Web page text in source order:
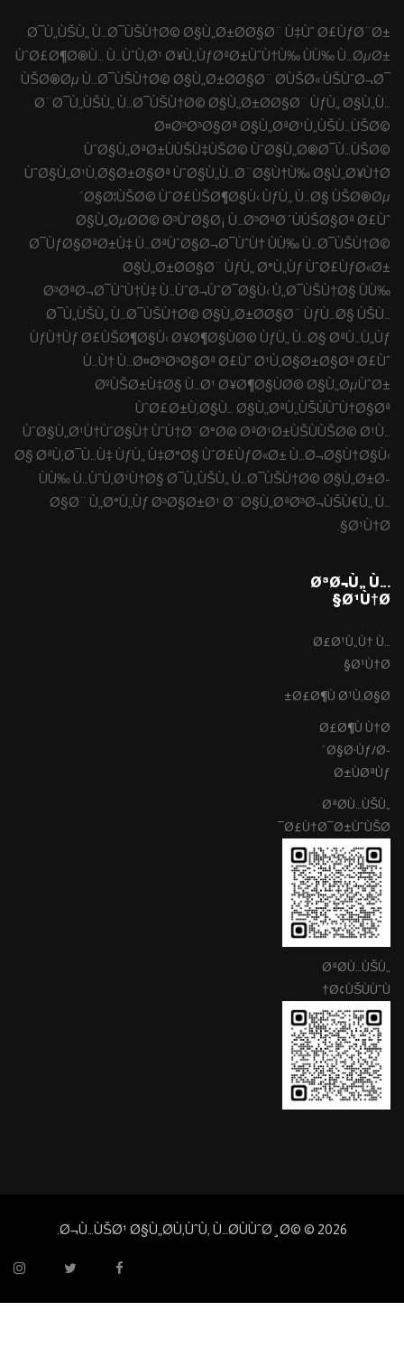
Ø¯Ù„ÙŠÙ„ Ù…Ø¯ÙŠÙ†Ø© Ø§Ù„Ø±Ø­Ø§Ø¨ Ù‡Ùˆ Ø£ÙƒØ¨Ø±
ÙˆØ£Ø¶Ø®Ù… Ù…ÙˆÙ‚Ø¹ Ø¥Ù„ÙƒØªØ±ÙˆÙ†Ù‰ ÙÙ‰ Ù…ØµØ±
ÙŠØ®Øµ Ù…Ø¯ÙŠÙ†Ø© Ø§Ù„Ø±Ø­Ø§Ø¨ Ø­ÙŠØ« ÙŠÙˆØ¬Ø¯
Ø¨Ø¯Ù„ÙŠÙ„ Ù…Ø¯ÙŠÙ†Ø© Ø§Ù„Ø±Ø­Ø§Ø¨ ÙƒÙ„ Ø§Ù„Ù…
Ø¤Ø³Ø³Ø§Øª Ø§Ù„ØªØ¹Ù„ÙŠÙ…ÙŠØ©
ÙˆØ§Ù„ØªØ±ÙÙŠÙ‡ÙŠØ© ÙˆØ§Ù„Ø®Ø¯Ù…ÙŠØ©
ÙˆØ§Ù„Ø¹Ù‚Ø§Ø±Ø§Øª ÙˆØ§Ù„Ù…Ø¨Ø§Ù†Ù‰ Ø§Ù„Ø¥Ù†Ø
´Ø§Ø¦ÙŠØ© ÙˆØ£ÙŠØ¶Ø§Ù‹ ÙƒÙ„ Ù…Ø§ ÙŠØ®Øµ
Ø§Ù„ØµØ­Ø© Ø³ÙˆØ§Ø¡ Ù…Ø³ØªØ´ÙÙŠØ§Øª Ø£Ùˆ
Ø¯ÙƒØ§ØªØ±Ù‡ Ù…ØªÙˆØ§Ø¬Ø¯ÙˆÙ† ÙÙ‰ Ù…Ø¯ÙŠÙ†Ø©
Ø§Ù„Ø±Ø­Ø§Ø¨ ÙƒÙ„ Ø°Ù„Ùƒ ÙˆØ£ÙƒØ«Ø±
Ø³ØªØ¬Ø¯ÙˆÙ†Ù‡ Ù…ÙˆØ¬ÙˆØ¯Ø§Ù‹ Ù„Ø¯ÙŠÙ†Ø§ ÙÙ‰
Ø¯Ù„ÙŠÙ„ Ù…Ø¯ÙŠÙ†Ø© Ø§Ù„Ø±Ø­Ø§Ø¨ ÙƒÙ…Ø§ ÙŠÙ…
ÙƒÙ†Ùƒ Ø£ÙŠØ¶Ø§Ù‹ Ø¥Ø¶Ø§ÙØ© ÙƒÙ„ Ù…Ø§ ØªÙ…Ù„Ùƒ
Ù…Ù† Ù…Ø¤Ø³Ø³Ø§Øª Ø£Ùˆ Ø¹Ù‚Ø§Ø±Ø§Øª Ø£Ùˆ
ØºÙŠØ±Ù‡Ø§ Ù…Ø¹ Ø¥Ø¶Ø§ÙØ© Ø§Ù„ØµÙˆØ±
ÙˆØ£Ø±Ù‚Ø§Ù… Ø§Ù„ØªÙ„ÙŠÙÙˆÙ†Ø§Øª
ÙˆØ§Ù„Ø¹Ù†ÙˆØ§Ù† ÙˆÙ†Ø¨Ø°Ø© ØªØ¹Ø±ÙŠÙÙŠØ© Ø¹Ù…
Ø§ ØªÙ‚Ø¯Ù…Ù‡ ÙƒÙ„ Ù‡Ø°Ø§ ÙˆØ£ÙƒØ«Ø± Ù…Ø¬Ø§Ù†Ø§Ù‹
ÙÙ‰ Ù…ÙˆÙ‚Ø¹Ù†Ø§ Ø¯Ù„ÙŠÙ„ Ù…Ø¯ÙŠÙ†Ø© Ø§Ù„Ø±Ø­
Ø§Ø¨ Ù„Ø°Ù„Ùƒ Ø³Ø§Ø±Ø¹ Ø¨Ø§Ù„ØªØ³Ø¬ÙŠÙ€Ù„ Ù…
Ø¹Ù†Ø§.
Ø³Ø¬Ù„ Ù…
Ø¹Ù†Ø§
Ø£Ø¹Ù„Ù† Ù…
Ø¹Ù†Ø§
Ø£Ø¶Ù Ø¹Ù‚Ø§Ø±
Ø£Ø¶Ù Ù†Ø
´Ø§Ø·Ùƒ/Ø­
Ø±ÙØªÙƒ
ØªØ­Ù…ÙŠÙ„
Ø£Ù†Ø¯Ø±ÙˆÙŠØ¯
ØªØ­Ù…ÙŠÙ„
Ø¢ÙŠÙÙˆÙ†
Ø¬Ù…ÙŠØ¹ Ø§Ù„Ø­Ù‚ÙˆÙ‚ Ù…Ø­ÙÙˆØ¸Ø© ©2026.